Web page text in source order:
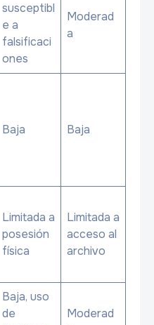
susceptibl
e a
falsificaci
ones
Moderad
a
Baja Baja
Limitada a
posesión
física
Limitada a
acceso al
archivo
Baja, uso
de
Moderad